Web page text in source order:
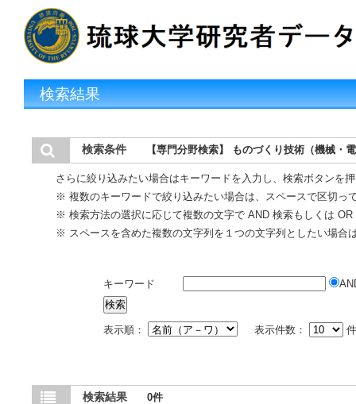
検索結果
検索条件 【専門分野検索】 ものづくり技術（機械・
さらに絞り込みたい場合はキーワードを入力し、検索ボタンを
※ 複数のキーワードで絞り込みたい場合は、スペースで区切っ
※ 検索方法の選択に応じて複数の文字で AND 検索もしくは
※ スペースを含めた複数の文字列を１つの文字列としたい場合
キーワード
表示順： 表示件数：
検索結果 0件